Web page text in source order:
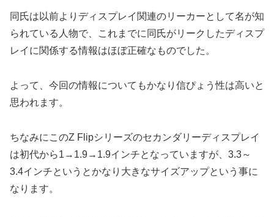
同氏は以前よりディスプレイ関連のリーカーとして名が知
られている人物で、これまでに同氏がリークしたディスプ
レイに関係する情報はほぼ正確なものでした。
よって、今回の情報についてもかなり信ぴょう性は高いと
思われます。
ちなみにこのZ Flipシリーズのセカンダリーディスプレイ
は初代から1→1.9→1.9インチとなっていますが、3.3～
3.4インチというとかなり大きなサイズアップという事に
なります。